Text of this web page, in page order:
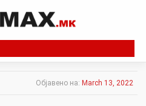
Објавено на: March 13, 2022